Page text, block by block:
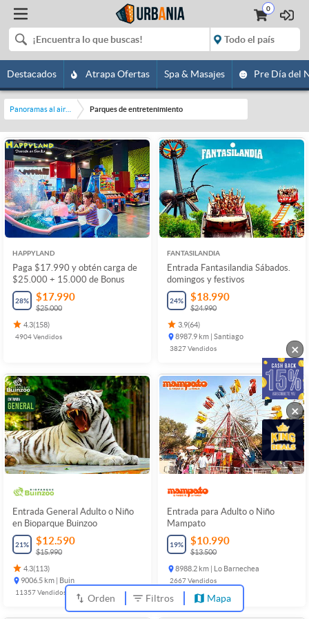
0
Destacados Atrapa Ofertas Spa & Masajes Pre Día del
Panoramas al aire libre Parques de entretenimiento
HAPPYLAND
Paga $17.990 y obtén carga de
$25.000 + 15.000 de Bonus
28% $17.990
$25.000
4.3(158)
4904Vendidos
FANTASILANDIA
Entrada Fantasilandia Sábados.
domingos y festivos
24% $18.990
$24.990
3.9(64)
8987.9 km | Santiago
3827Vendidos
Entrada General Adulto o Niño
en Bioparque Buinzoo
21% $12.590
$15.990
4.3(113)
9006.5 km | Buin
11357Vendidos
Entrada para Adulto o Niño
Mampato
19% $10.990
$13.500
8988.2 km | Lo Barnechea
2667Vendidos
Orden Filtros Mapa
×
×